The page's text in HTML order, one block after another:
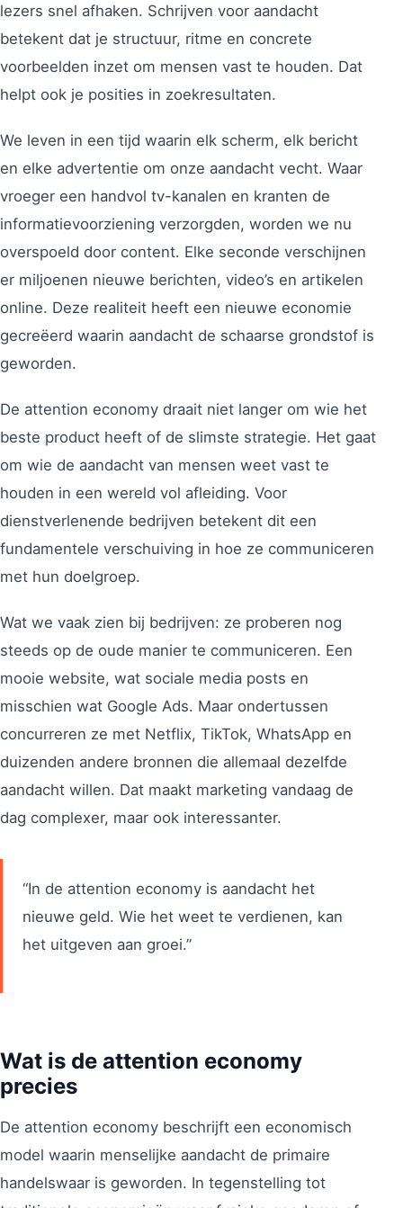
lezers snel afhaken. Schrijven voor aandacht
betekent dat je structuur, ritme en concrete
voorbeelden inzet om mensen vast te houden. Dat
helpt ook je posities in zoekresultaten.
We leven in een tijd waarin elk scherm, elk bericht
en elke advertentie om onze aandacht vecht. Waar
vroeger een handvol tv-kanalen en kranten de
informatievoorziening verzorgden, worden we nu
overspoeld door content. Elke seconde verschijnen
er miljoenen nieuwe berichten, video’s en artikelen
online. Deze realiteit heeft een nieuwe economie
gecreëerd waarin aandacht de schaarse grondstof is
geworden.
De attention economy draait niet langer om wie het
beste product heeft of de slimste strategie. Het gaat
om wie de aandacht van mensen weet vast te
houden in een wereld vol afleiding. Voor
dienstverlenende bedrijven betekent dit een
fundamentele verschuiving in hoe ze communiceren
met hun doelgroep.
Wat we vaak zien bij bedrijven: ze proberen nog
steeds op de oude manier te communiceren. Een
mooie website, wat sociale media posts en
misschien wat Google Ads. Maar ondertussen
concurreren ze met Netflix, TikTok, WhatsApp en
duizenden andere bronnen die allemaal dezelfde
aandacht willen. Dat maakt marketing vandaag de
dag complexer, maar ook interessanter.
“In de attention economy is aandacht het
nieuwe geld. Wie het weet te verdienen, kan
het uitgeven aan groei.”
Wat is de attention economy
precies
De attention economy beschrijft een economisch
model waarin menselijke aandacht de primaire
handelswaar is geworden. In tegenstelling tot